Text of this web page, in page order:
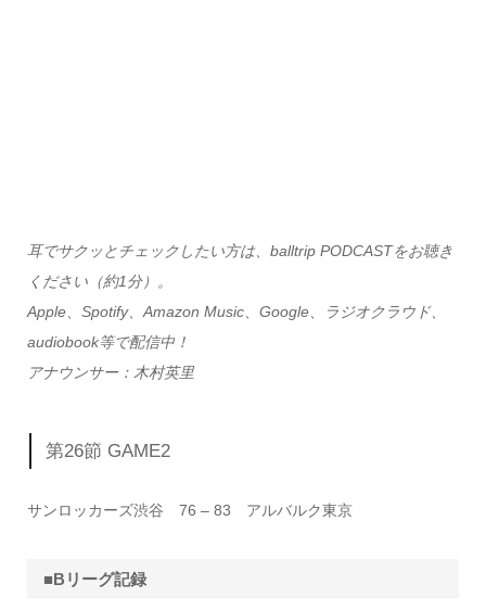
耳でサクッとチェックしたい方は、balltrip PODCASTをお聴き
ください（約1分）。
Apple、Spotify、Amazon Music、Google、ラジオクラウド、
audiobook等で配信中！
アナウンサー：木村英里
第26節 GAME2
サンロッカーズ渋谷 76 – 83 アルバルク東京
■Bリーグ記録